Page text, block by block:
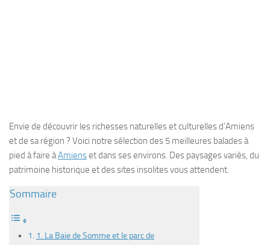
Envie de découvrir les richesses naturelles et culturelles d’Amiens
et de sa région ? Voici notre sélection des 5 meilleures balades à
pied à faire àAmienset dans ses environs. Des paysages variés, du
patrimoine historique et des sites insolites vous attendent.
Sommaire
1. La Baie de Somme et le parc de